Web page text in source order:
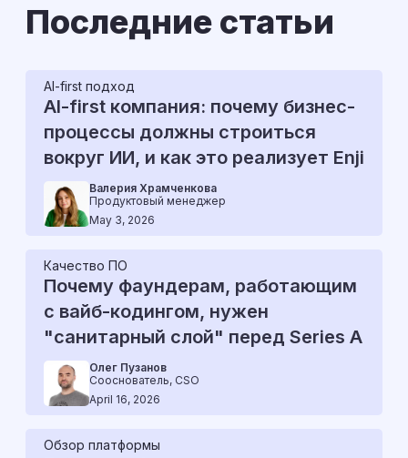
Последние статьи
AI-first подход
AI-first компания: почему бизнес-
процессы должны строиться
вокруг ИИ, и как это реализует Enji
Валерия Храмченкова
Продуктовый менеджер
May 3, 2026
Качество ПО
Почему фаундерам, работающим
с вайб-кодингом, нужен
"санитарный слой" перед Series A
Олег Пузанов
Сооснователь, CSO
April 16, 2026
Обзор платформы